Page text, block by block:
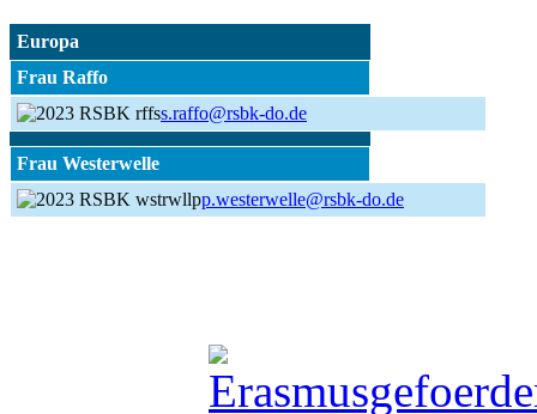
Europa
Frau Raffo
s.raffo@rsbk-do.de
Frau Westerwelle
p.westerwelle@rsbk-do.de